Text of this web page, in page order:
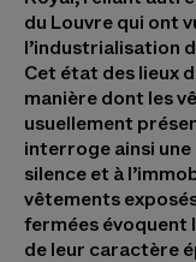
du Louvre qui ont
l’industrialisation
Cet état des lieux
manière dont les
usuellement
interroge ainsi
silence et à
vêtements
fermées évoquent
de leur caractère